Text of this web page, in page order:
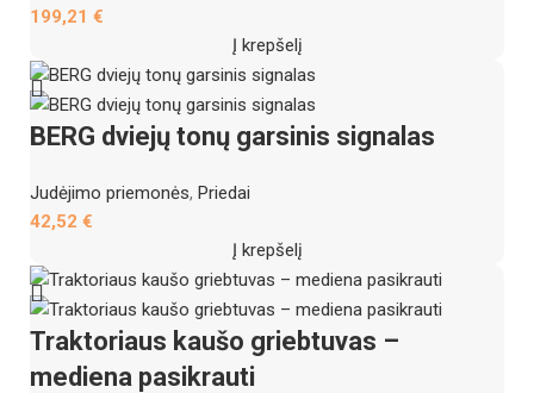
199,21 €
Į krepšelį
BERG dviejų tonų garsinis signalas
Judėjimo priemonės, Priedai
42,52 €
Į krepšelį
Traktoriaus kaušo griebtuvas –
mediena pasikrauti